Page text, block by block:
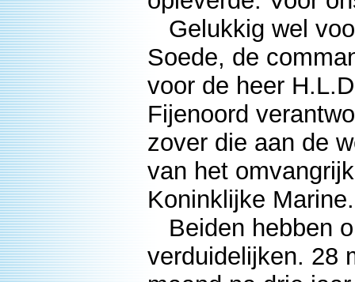
Gelukkig wel
Soede, de
voor de heer
Fijenoord
zover die aan de
van het
Koninklijke Marine.
Beiden hebben
verduidelijken. 28